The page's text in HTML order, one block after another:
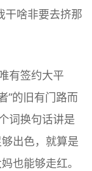
干啥非要去挤那
有签约大平
”的旧有门路而
词换句话讲是
出色，就算是
也能够走红。